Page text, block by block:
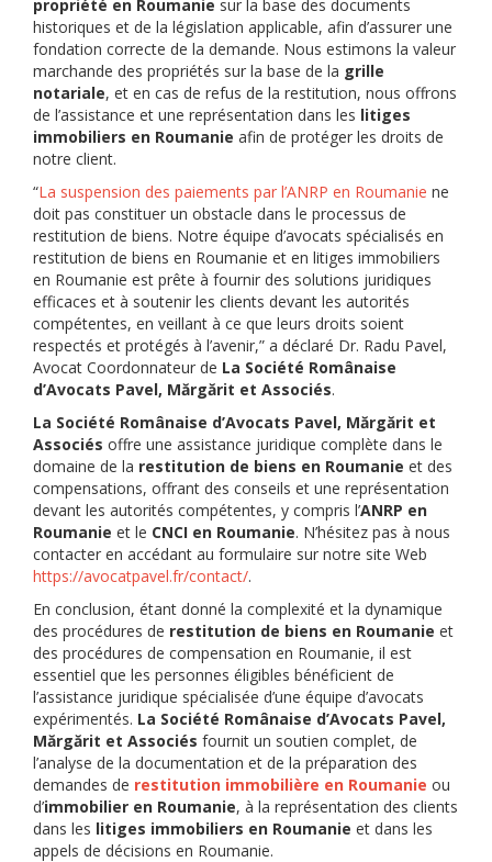
propriété en Roumanie sur la base des documents
historiques et de la législation applicable, afin d’assurer une
fondation correcte de la demande. Nous estimons la valeur
marchande des propriétés sur la base de la grille
notariale, et en cas de refus de la restitution, nous offrons
de l’assistance et une représentation dans les litiges
immobiliers en Roumanie afin de protéger les droits de
notre client.
“La suspension des paiements par l’ANRP en Roumanie ne
doit pas constituer un obstacle dans le processus de
restitution de biens. Notre équipe d’avocats spécialisés en
restitution de biens en Roumanie et en litiges immobiliers
en Roumanie est prête à fournir des solutions juridiques
efficaces et à soutenir les clients devant les autorités
compétentes, en veillant à ce que leurs droits soient
respectés et protégés à l’avenir,” a déclaré Dr. Radu Pavel,
Avocat Coordonnateur de La Société Românaise
d’Avocats Pavel, Mărgărit et Associés.
La Société Românaise d’Avocats Pavel, Mărgărit et
Associés offre une assistance juridique complète dans le
domaine de la restitution de biens en Roumanie et des
compensations, offrant des conseils et une représentation
devant les autorités compétentes, y compris l’ANRP en
Roumanie et le CNCI en Roumanie. N’hésitez pas à nous
contacter en accédant au formulaire sur notre site Web
https://avocatpavel.fr/contact/.
En conclusion, étant donné la complexité et la dynamique
des procédures de restitution de biens en Roumanie et
des procédures de compensation en Roumanie, il est
essentiel que les personnes éligibles bénéficient de
l’assistance juridique spécialisée d’une équipe d’avocats
expérimentés. La Société Românaise d’Avocats Pavel,
Mărgărit et Associés fournit un soutien complet, de
l’analyse de la documentation et de la préparation des
demandes de restitution immobilière en Roumanie ou
d’immobilier en Roumanie, à la représentation des clients
dans les litiges immobiliers en Roumanie et dans les
appels de décisions en Roumanie.